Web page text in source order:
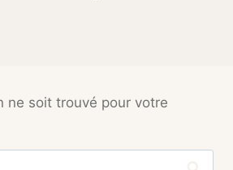
ne soit trouvé pour votre